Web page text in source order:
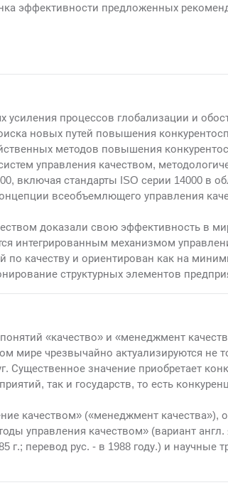
эффективности предложенных
усиления процессов глобализации и
новых путей повышения
методов повышения
управления качеством,
включая стандарты ISO серии 14000 в
всеобъемлющего управления
доказали свою эффективность в
интегрированным механизмом
по качеству и ориентирован как на
структурных элементов
«качество» и «менеджмент
мире чрезвычайно актуализируются не
Существенное значение приобретает
так и государств, то есть
качеством» («менеджмент качества»),
управления качеством» (вариант англ.
г.; перевод рус. - в 1988 году.) и научные